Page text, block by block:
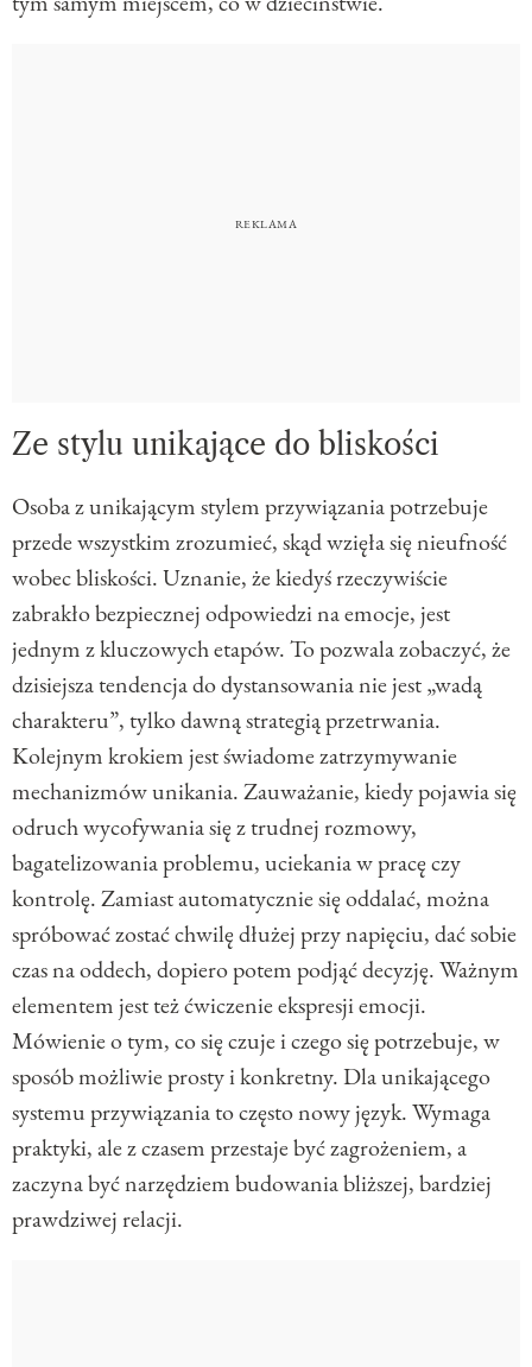
Ze stylu unikające do bliskości
Osoba z unikającym stylem przywiązania potrzebuje
przede wszystkim zrozumieć, skąd wzięła się nieufność
wobec bliskości. Uznanie, że kiedyś rzeczywiście
zabrakło bezpiecznej odpowiedzi na emocje, jest
jednym z kluczowych etapów. To pozwala zobaczyć, że
dzisiejsza tendencja do dystansowania nie jest „wadą
charakteru”, tylko dawną strategią przetrwania.
Kolejnym krokiem jest świadome zatrzymywanie
mechanizmów unikania. Zauważanie, kiedy pojawia się
odruch wycofywania się z trudnej rozmowy,
bagatelizowania problemu, uciekania w pracę czy
kontrolę. Zamiast automatycznie się oddalać, można
spróbować zostać chwilę dłużej przy napięciu, dać sobie
czas na oddech, dopiero potem podjąć decyzję. Ważnym
elementem jest też ćwiczenie ekspresji emocji.
Mówienie o tym, co się czuje i czego się potrzebuje, w
sposób możliwie prosty i konkretny. Dla unikającego
systemu przywiązania to często nowy język. Wymaga
praktyki, ale z czasem przestaje być zagrożeniem, a
zaczyna być narzędziem budowania bliższej, bardziej
prawdziwej relacji.